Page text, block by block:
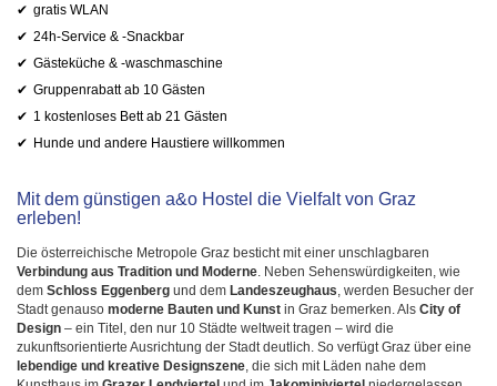
gratis WLAN
24h-Service & -Snackbar
Gästeküche & -waschmaschine
Gruppenrabatt ab 10 Gästen
1 kostenloses Bett ab 21 Gästen
Hunde und andere Haustiere willkommen
Mit dem günstigen a&o Hostel die Vielfalt von Graz
erleben!
Die österreichische Metropole Graz besticht mit einer unschlagbaren
Verbindung aus Tradition und Moderne. Neben Sehenswürdigkeiten, wie
dem Schloss Eggenberg und dem Landeszeughaus, werden Besucher der
Stadt genauso moderne Bauten und Kunst in Graz bemerken. Als City of
Design – ein Titel, den nur 10 Städte weltweit tragen – wird die
zukunftsorientierte Ausrichtung der Stadt deutlich. So verfügt Graz über eine
lebendige und kreative Designszene, die sich mit Läden nahe dem